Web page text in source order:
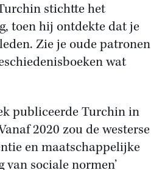
stichtte het
toen hij ontdekte dat je
Zie je oude patronen
wat
publiceerde Turchin in
2020 zou de westerse
en maatschappelijke
van sociale normen’